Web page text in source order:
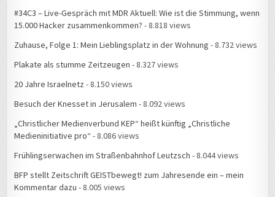
#34C3 – Live-Gespräch mit MDR Aktuell: Wie ist die Stimmung, wenn
15.000 Hacker zusammenkommen? - 8.818 views
Zuhause, Folge 1: Mein Lieblingsplatz in der Wohnung - 8.732 views
Plakate als stumme Zeitzeugen - 8.327 views
20 Jahre Israelnetz - 8.150 views
Besuch der Knesset in Jerusalem - 8.092 views
„Christlicher Medienverbund KEP“ heißt künftig „Christliche
Medieninitiative pro“ - 8.086 views
Frühlingserwachen im Straßenbahnhof Leutzsch - 8.044 views
BFP stellt Zeitschrift GEISTbewegt! zum Jahresende ein – mein
Kommentar dazu - 8.005 views